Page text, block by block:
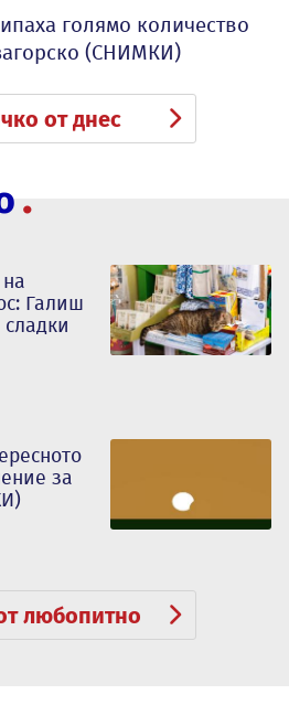
голямо количество
(СНИМКИ)
от днес
Галиш
за
любопитно